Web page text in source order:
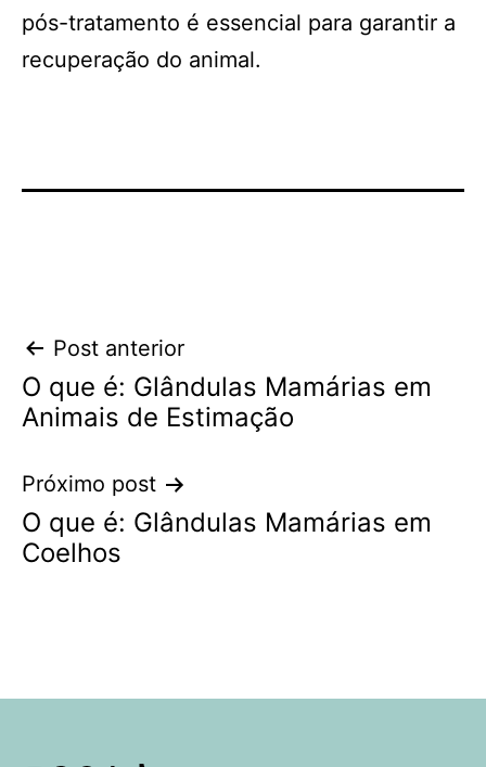
pós-tratamento é essencial para garantir a
recuperação do animal.
Navegação
de
Post anterior
O que é: Glândulas Mamárias em
Animais de Estimação
Próximo post
O que é: Glândulas Mamárias em
Coelhos